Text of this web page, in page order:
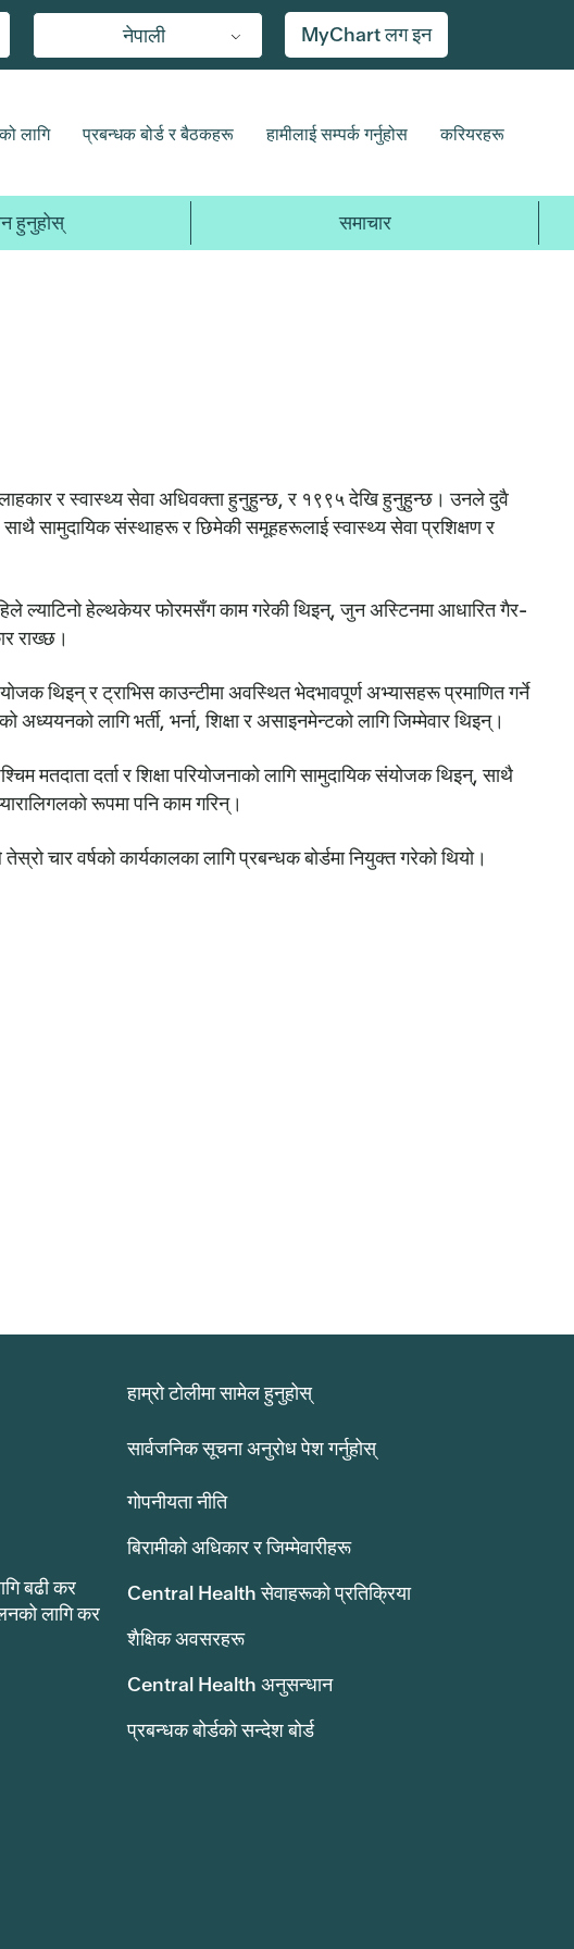
नेपाली MyChart लग इन
लागि प्रबन्धक बोर्ड र बैठकहरू हामीलाई सम्पर्क गर्नुहोस करियरहरू
हुनुहोस् समाचार
र स्वास्थ्य सेवा अधिवक्ता हुनुहुन्छ, र १९९५ देखि हुनुहुन्छ। उनले दुवै
सामुदायिक संस्थाहरू र छिमेकी समूहहरूलाई स्वास्थ्य सेवा प्रशिक्षण र
ल्याटिनो हेल्थकेयर फोरमसँग काम गरेकी थिइन्, जुन अस्टिनमा आधारित गैर-
राख्छ।
थिइन् र ट्राभिस काउन्टीमा अवस्थित भेदभावपूर्ण अभ्यासहरू प्रमाणित गर्ने
लागि भर्ती, भर्ना, शिक्षा र असाइनमेन्टको लागि जिम्मेवार थिइन्।
मतदाता दर्ता र शिक्षा परियोजनाको लागि सामुदायिक संयोजक थिइन्, साथै
रूपमा पनि काम गरिन्।
चार वर्षको कार्यकालका लागि प्रबन्धक बोर्डमा नियुक्त गरेको थियो।
बढी कर
लागि कर
हाम्रो टोलीमा सामेल हुनुहोस्
सार्वजनिक सूचना अनुरोध पेश गर्नुहोस्
गोपनीयता नीति
बिरामीको अधिकार र जिम्मेवारीहरू
Central Health सेवाहरूको प्रतिक्रिया
शैक्षिक अवसरहरू
Central Health अनुसन्धान
प्रबन्धक बोर्डको सन्देश बोर्ड